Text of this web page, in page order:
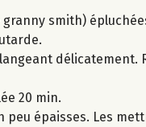
smith)
délicatement.
20 min.
épaisses. Les